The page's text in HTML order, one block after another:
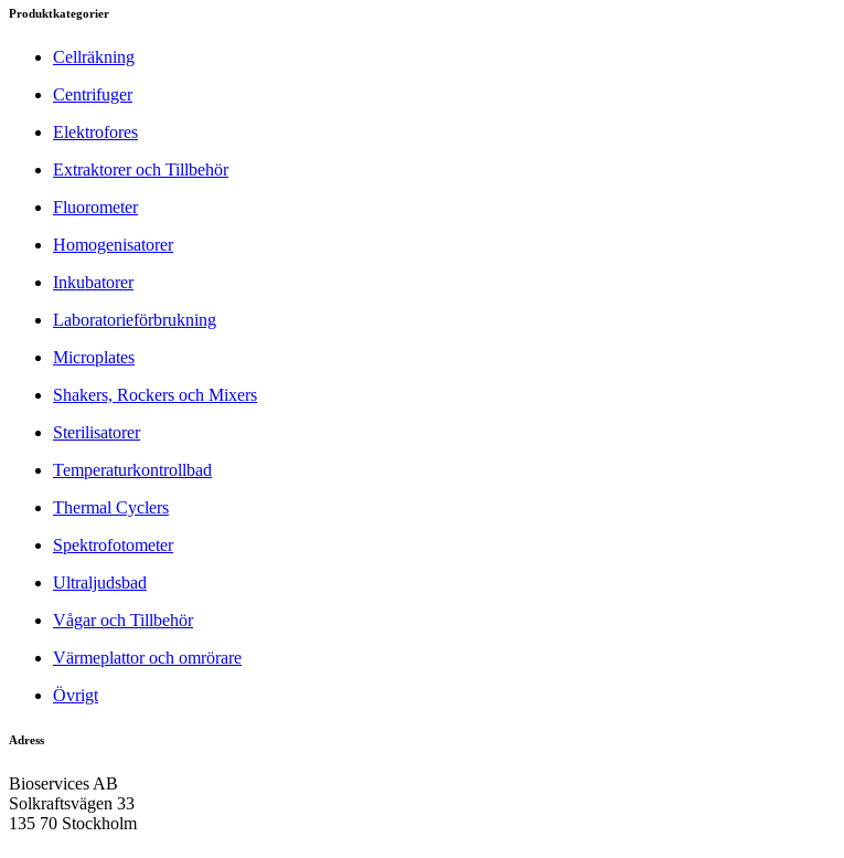
Produktkategorier
Cellräkning
Centrifuger
Elektrofores
Extraktorer och Tillbehör
Fluorometer
Homogenisatorer
Inkubatorer
Laboratorieförbrukning
Microplates
Shakers, Rockers och Mixers
Sterilisatorer
Temperaturkontrollbad
Thermal Cyclers
Spektrofotometer
Ultraljudsbad
Vågar och Tillbehör
Värmeplattor och omrörare
Övrigt
Adress
Bioservices AB
Solkraftsvägen 33
135 70 Stockholm